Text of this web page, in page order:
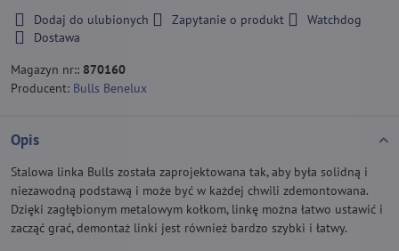
Dodaj do ulubionych Zapytanie o produkt
Watchdog
Dostawa
Magazyn nr:: 870160
Producent: Bulls Benelux
Opis
Stalowa linka Bulls została zaprojektowana tak, aby była solidną i
niezawodną podstawą i może być w każdej chwili zdemontowana.
Dzięki zagłębionym metalowym kołkom, linkę można łatwo ustawić i
zacząć grać, demontaż linki jest również bardzo szybki i łatwy.